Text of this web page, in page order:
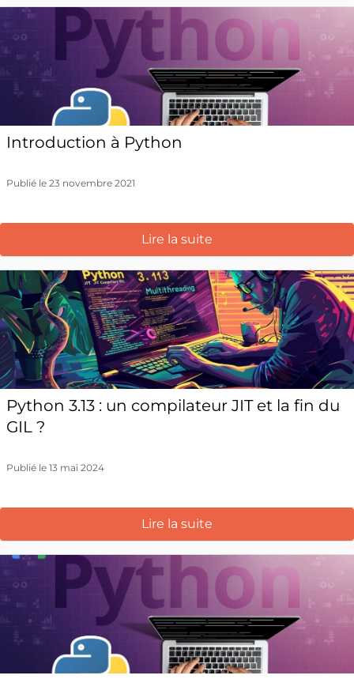
Introduction à Python
Publié le 23 novembre 2021
Lire la suite
Python 3.13 : un compilateur JIT et la fin du
GIL ?
Publié le 13 mai 2024
Lire la suite